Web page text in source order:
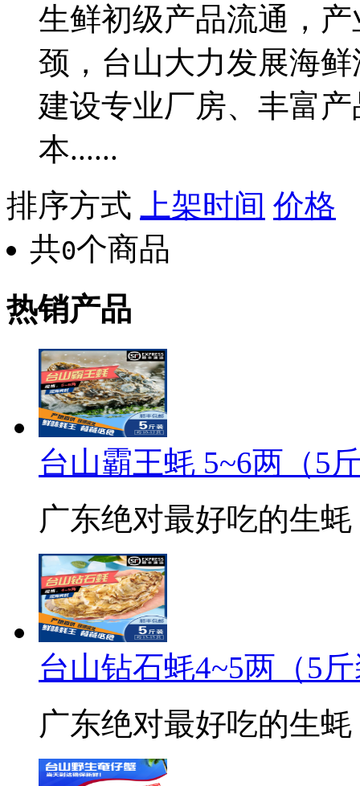
生鲜初级产品流通，
颈，台山大力发展海
建设专业厂房、丰富
本......
排序方式
上架时间 价格
共0个商品
热销产品
台山霸王蚝 5~6两（5
广东绝对最好吃的生蚝
台山钻石蚝4~5两（5
广东绝对最好吃的生蚝